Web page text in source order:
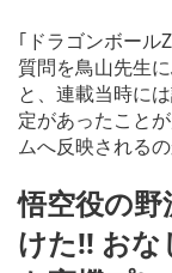
｢ドラゴンボール
質問を鳥山先生
と、連載当時に
定があったこと
ムへ反映される
悟空役の
けた!! おな